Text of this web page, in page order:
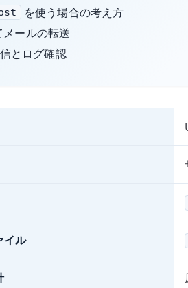
を使う場合の考え方
ールの転送
とログ確認
イル